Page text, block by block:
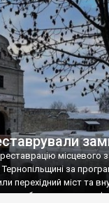
роботи, на які
року.
консультують
даху
місцевого
за
перехідний міст та
до оборонного валу